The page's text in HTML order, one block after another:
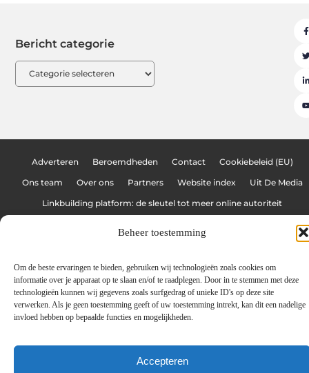
Beheer toestemming
Om de beste ervaringen te bieden, gebruiken wij technologieën zoals cookies om
informatie over je apparaat op te slaan en/of te raadplegen. Door in te stemmen met deze
technologieën kunnen wij gegevens zoals surfgedrag of unieke ID's op deze site
verwerken. Als je geen toestemming geeft of uw toestemming intrekt, kan dit een nadelige
invloed hebben op bepaalde functies en mogelijkheden.
Accepteren
Bericht categorie
Adverteren Beroemdheden Contact Cookiebeleid (EU)
Ons team Over ons Partners Website index Uit De Media
Linkbuilding platform: de sleutel tot meer online autoriteit
Geld verdienen met links: hoe jij jouw website omzet in een
All Rights Reserved © 2025
www.graffitiblog.be